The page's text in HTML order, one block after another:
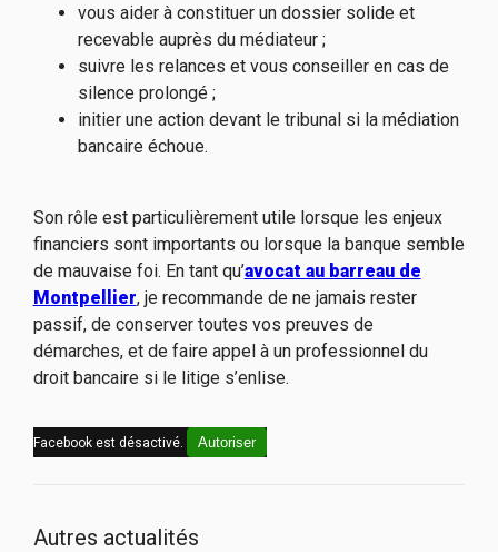
vous aider à constituer un dossier solide et
recevable auprès du médiateur ;
suivre les relances et vous conseiller en cas de
silence prolongé ;
initier une action devant le tribunal si la médiation
bancaire échoue.
Son rôle est particulièrement utile lorsque les enjeux
financiers sont importants ou lorsque la banque semble
de mauvaise foi. En tant qu’avocat au barreau de
Montpellier, je recommande de ne jamais rester
passif, de conserver toutes vos preuves de
démarches, et de faire appel à un professionnel du
droit bancaire si le litige s’enlise.
Facebook est désactivé. Autoriser
Autres actualités